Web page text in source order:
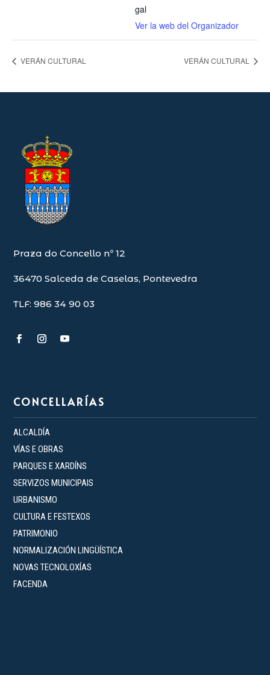
gal
Ver la web del Organizador
VERÁN CULTURAL VERÁN CULTURAL
Praza do Concello nº 12
36470 Salceda de Caselas, Pontevedra
TLF: 986 34 90 03
CONCELLARÍAS
ALCALDÍA
VÍAS E OBRAS
PARQUES E XARDÍNS
SERVIZOS MUNICIPAIS
URBANISMO
CULTURA E FESTEXOS
PATRIMONIO
NORMALIZACIÓN LINGÜÍSTICA
NOVAS TECNOLOXÍAS
FACENDA